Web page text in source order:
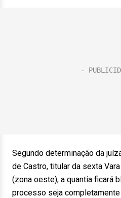
Segundo determinação da
de Castro, titular da sexta
(zona oeste), a quantia ficará
processo seja completamente